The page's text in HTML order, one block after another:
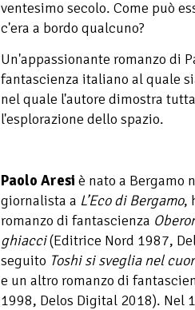
ventesimo secolo. Come può
c'era a bordo qualcuno?
Un'appassionante romanzo di
fantascienza italiano al quale
nel quale l'autore dimostra
l'esplorazione dello spazio.
Paolo Aresi è nato a Bergamo
giornalista a L’Eco di Bergamo,
romanzo di fantascienza
ghiacci(Editrice Nord 1987,
seguito Toshi si sveglia nel
e un altro romanzo di
1998, Delos Digital 2018). Nel